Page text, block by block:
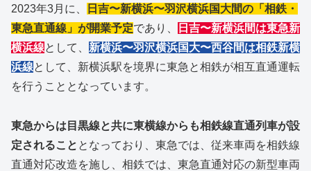
2023年3月に、
日吉〜新横浜〜羽沢横浜国大間の「相鉄・
東急直通線」が開業予定であり、
日吉〜新横浜間は東急新
横浜線として、 新横浜〜羽沢横浜国大〜西谷間は相鉄新横
浜線として、新横浜駅を境界に東急と相鉄が相互直通運転
を行うこととなっています。
東急からは目黒線と共に東横線からも相鉄線直通列車が設
定されること となっており、東急では、従来車両を相鉄線
直通対応改造を施し、相鉄では、東急直通対応の新型車両